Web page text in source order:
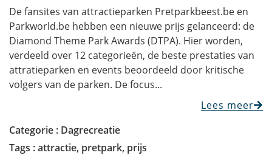
De fansites van attractieparken Pretparkbeest.be en
Parkworld.be hebben een nieuwe prijs gelanceerd: de
Diamond Theme Park Awards (DTPA). Hier worden,
verdeeld over 12 categorieën, de beste prestaties van
attratieparken en events beoordeeld door kritische
volgers van de parken. De focus...
Lees meer
Categorie : Dagrecreatie
Tags :attractie, pretpark, prijs